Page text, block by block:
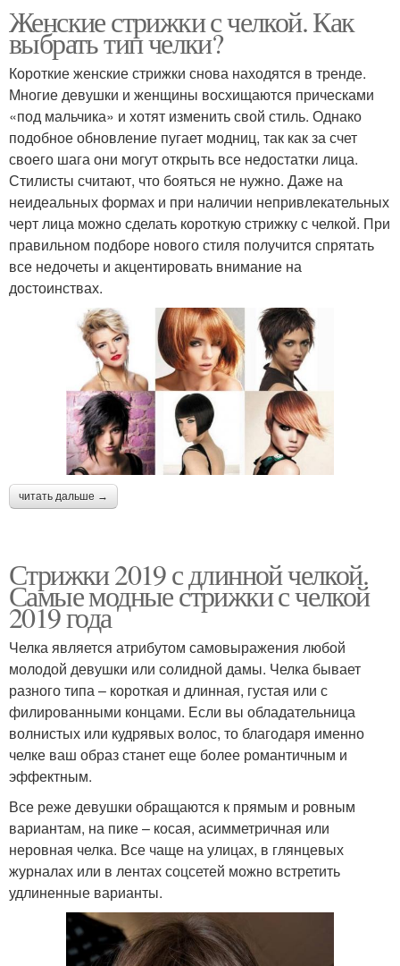
Женские стрижки с челкой. Как
выбрать тип челки?
Короткие женские стрижки снова находятся в тренде.
Многие девушки и женщины восхищаются прическами
«под мальчика» и хотят изменить свой стиль. Однако
подобное обновление пугает модниц, так как за счет
своего шага они могут открыть все недостатки лица.
Стилисты считают, что бояться не нужно. Даже на
неидеальных формах и при наличии непривлекательных
черт лица можно сделать короткую стрижку с челкой. При
правильном подборе нового стиля получится спрятать
все недочеты и акцентировать внимание на
достоинствах.
читать дальше →
Стрижки 2019 с длинной челкой.
Самые модные стрижки с челкой
2019 года
Челка является атрибутом самовыражения любой
молодой девушки или солидной дамы. Челка бывает
разного типа – короткая и длинная, густая или с
филированными концами. Если вы обладательница
волнистых или кудрявых волос, то благодаря именно
челке ваш образ станет еще более романтичным и
эффектным.
Все реже девушки обращаются к прямым и ровным
вариантам, на пике – косая, асимметричная или
неровная челка. Все чаще на улицах, в глянцевых
журналах или в лентах соцсетей можно встретить
удлиненные варианты.